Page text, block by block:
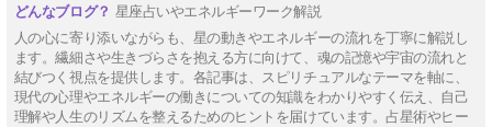
星座占いやエネルギーワーク解説
人の心に寄り添いながらも、星の動きやエネルギーの流れを丁寧に解説し
ます。繊細さや生きづらさを抱える方に向けて、魂の記憶や宇宙の流れと
結びつく視点を提供します。各記事は、スピリチュアルなテーマを軸に、
現代の心理やエネルギーの働きについての知識をわかりやすく伝え、自己
理解や人生のリズムを整えるためのヒントを届けています。占星術やヒー